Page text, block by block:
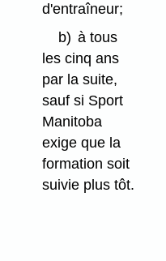
d'entraîneur;
b) à tous
les cinq ans
par la suite,
sauf si Sport
Manitoba
exige que la
formation soit
suivie plus tôt.